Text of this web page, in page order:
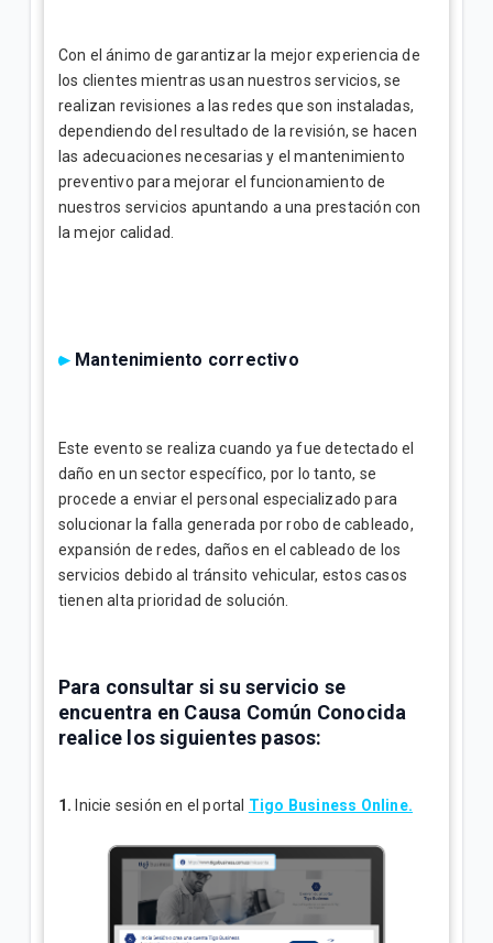
Con el ánimo de garantizar la mejor experiencia de
los clientes mientras usan nuestros servicios, se
realizan revisiones a las redes que son instaladas,
dependiendo del resultado de la revisión, se hacen
las adecuaciones necesarias y el mantenimiento
preventivo para mejorar el funcionamiento de
nuestros servicios apuntando a una prestación con
la mejor calidad.
Mantenimiento correctivo
Este evento se realiza cuando ya fue detectado el
daño en un sector específico, por lo tanto, se
procede a enviar el personal especializado para
solucionar la falla generada por robo de cableado,
expansión de redes, daños en el cableado de los
servicios debido al tránsito vehicular, estos casos
tienen alta prioridad de solución.
Para consultar si su servicio se
encuentra en Causa Común Conocida
realice los siguientes pasos:
1. Inicie sesión en el portal Tigo Business Online.